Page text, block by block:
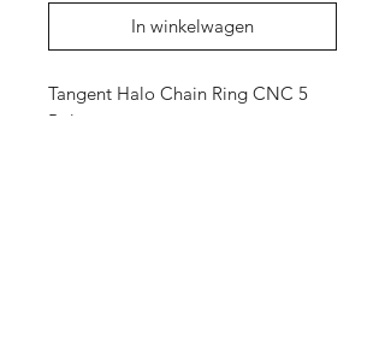
In winkelwagen
Tangent Halo Chain Ring CNC 5
Bolt